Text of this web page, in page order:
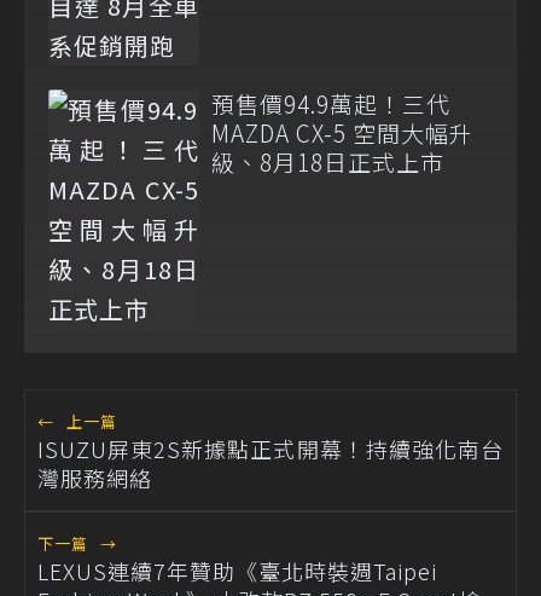
預售價94.9萬起！三代
MAZDA CX-5 空間大幅升
級、8月18日正式上市
← 上一篇
ISUZU屏東2S新據點正式開幕！持續強化南台
灣服務網絡
下一篇 →
LEXUS連續7年贊助《臺北時裝週Taipei